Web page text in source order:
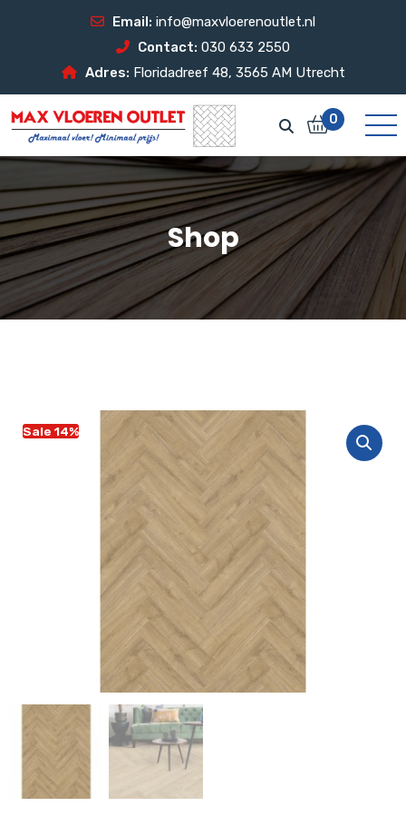
Email: info@maxvloerenoutlet.nl
Contact: 030 633 2550
Adres: Floridadreef 48, 3565 AM Utrecht
0
Shop
Sale 14%